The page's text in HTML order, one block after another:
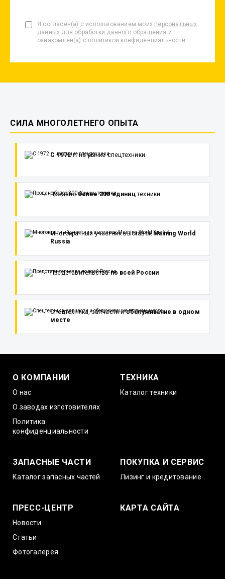
Я согласен(а) с использованием моих персональных
данных для обработки данного обращения и
ознакомлен(а) с политикой конфиденциальности
СИЛА МНОГОЛЕТНЕГО ОПЫТА
С 1972 г.на рынке спецтехники
Проданоболее 300 едиництехники
Многократный участник выставок Maining World
Russia
Представительствапо всей России
Спецтехника, запчасти иобслуживание в одном
месте
О КОМПАНИИ
О нас
О заводах изготовителях
Политика
конфиденциальности
ТЕХНИКА
Каталог техники
ЗАПАСНЫЕ ЧАСТИ
Каталог запасных частей
ПОКУПКА И СЕРВИС
Лизинг и кредитование
ПРЕСС-ЦЕНТР
Новости
Статьи
Фотогалерея
КАРТА САЙТА